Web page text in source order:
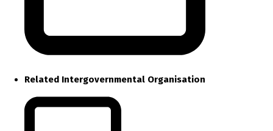
Related Intergovernmental Organisation